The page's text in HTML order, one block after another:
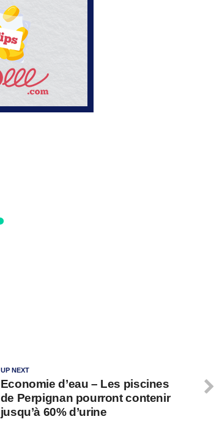
UP NEXT
Economie d’eau – Les piscines
de Perpignan pourront contenir
jusqu’à 60% d’urine